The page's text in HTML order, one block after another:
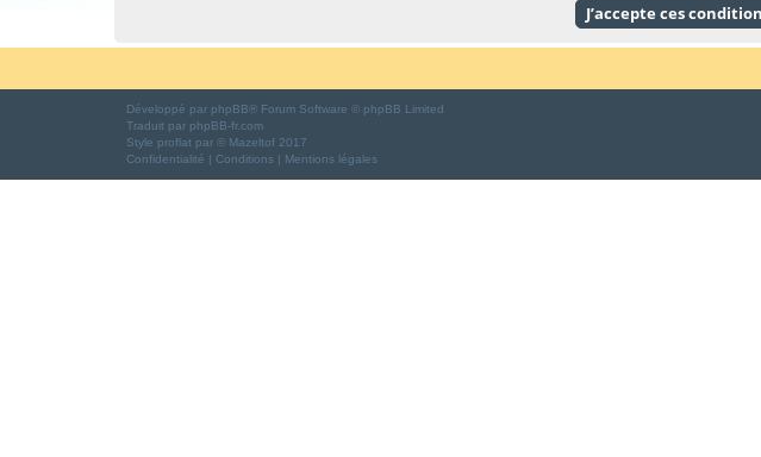
Développé par phpBB® Forum Software © phpBB Limited
Traduit par phpBB-fr.com
Style proflat par © Mazeltof 2017
Confidentialité | Conditions | Mentions légales